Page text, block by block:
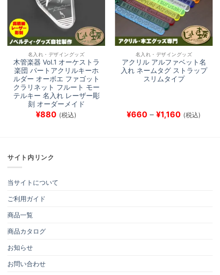
名入れ・デザイングッズ
木管楽器 Vol.1 オーケストラ
楽団 パートアクリルキーホ
ルダー オーボエ ファゴット
クラリネット フルート モー
テルキー 名入れ レーザー彫
刻 オーダーメイド
¥880 (税込)
名入れ・デザイングッズ
アクリル アルファベット名
入れ ネームタグ ストラップ
スリムタイプ
¥660 – ¥1,160価
格
(税込)
サイト内リンク
当サイトについて
ご利用ガイド
商品一覧
商品カタログ
お知らせ
お問い合わせ